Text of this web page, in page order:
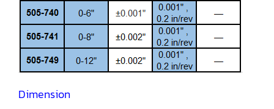
Dimension